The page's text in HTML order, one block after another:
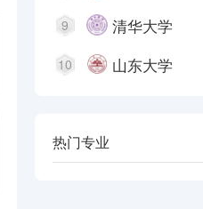
9 清华大学
10 山东大学
热门专业